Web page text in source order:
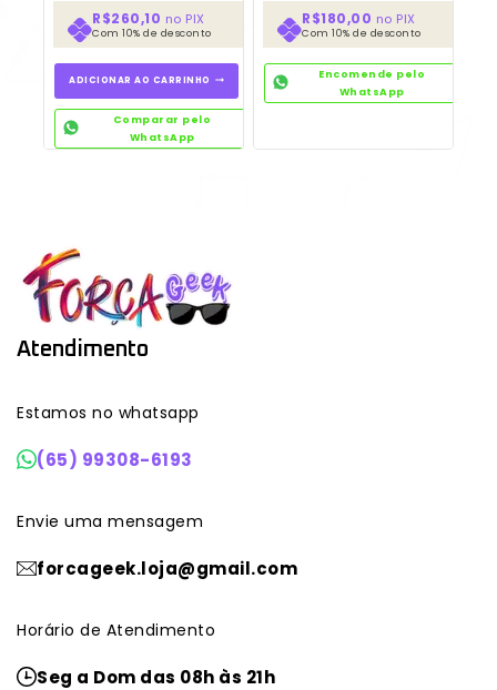
R$260,10 no PIX
Com 10% de desconto
ADICIONAR AO CARRINHO
Comparar pelo
WhatsApp
R$180,00 no PIX
Com 10% de desconto
Encomende pelo
WhatsApp
Atendimento
Estamos no whatsapp
(65) 99308-6193
Envie uma mensagem
forcageek.loja@gmail.com
Horário de Atendimento
Seg a Dom das 08h às 21h